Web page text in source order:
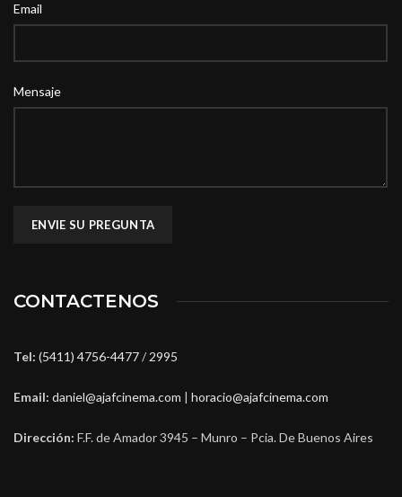
Email
Mensaje
CONTACTENOS
Tel: (5411) 4756-4477/2995
Email: daniel@ajafcinema.com | horacio@ajafcinema.com
Dirección: F.F. de Amador 3945 – Munro – Pcia. De Buenos Aires